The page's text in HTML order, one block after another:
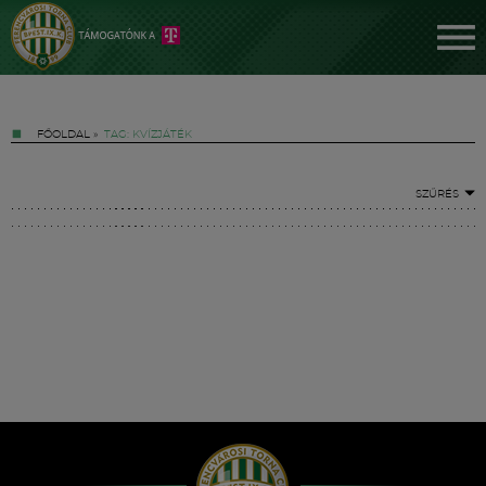
FŐOLDAL » TAG: KVÍZJÁTÉK
SZŰRÉS
Hírek